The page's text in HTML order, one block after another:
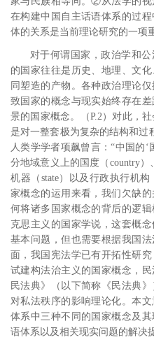
在构建中国自主话语体系的过
体的关系是当前理论研究的一项
对于何谓国家，政治学和
的国家往往是历史、地理、文
同塑造的产物。各种政治理论
致国家的概念与现实始终存在
景的国家概念。
（P.2 ）对此，社
是对一整套极为复杂的结构和过
人类学学者项飙曾言：“中国的
分地域意义上的国度（ country）
机器（ state）以及行政执行机构
家概念的运用来看，我们欠缺
何将诸多国家概念的背后的逻
克思主义的国家学说，这套概
基本问题，但也需要根据我国
面，我国宪法学已有开拓性研究
试建构法治主义的国家概念，
民法典》（以下简称《民法典
对私法秩序的影响理论化。本文
体系中三种不同的国家概念及
语体系以及相关现实问题的解决